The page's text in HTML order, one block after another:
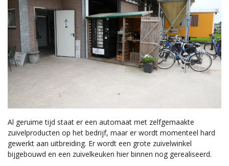
Al geruime tijd staat er een automaat met zelfgemaakte
zuivelproducten op het bedrijf, maar er wordt momenteel hard
gewerkt aan uitbreiding. Er wordt een grote zuivelwinkel
bijgebouwd en een zuivelkeuken hier binnen nog gerealiseerd.